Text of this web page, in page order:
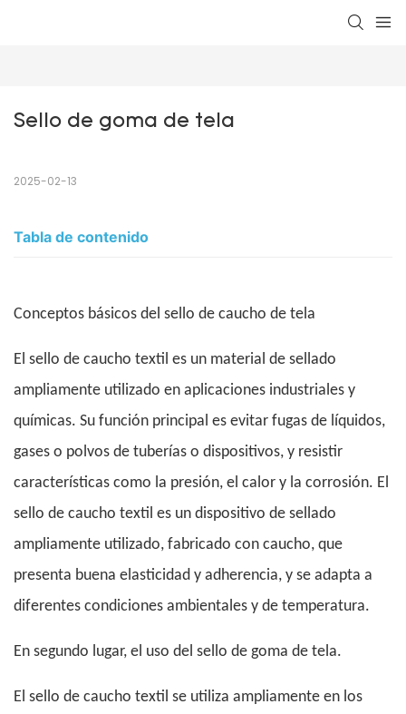
Sello de goma de tela
2025-02-13
Tabla de contenido
Conceptos básicos del sello de caucho de tela
El sello de caucho textil es un material de sellado
ampliamente utilizado en aplicaciones industriales y
químicas. Su función principal es evitar fugas de líquidos,
gases o polvos de tuberías o dispositivos, y resistir
características como la presión, el calor y la corrosión. El
sello de caucho textil es un dispositivo de sellado
ampliamente utilizado, fabricado con caucho, que
presenta buena elasticidad y adherencia, y se adapta a
diferentes condiciones ambientales y de temperatura.
En segundo lugar, el uso del sello de goma de tela.
El sello de caucho textil se utiliza ampliamente en los